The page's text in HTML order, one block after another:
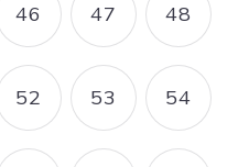
PAGE
46 PAGE
47 PAGE
48
PAGE
52 PAGE
53 PAGE
54